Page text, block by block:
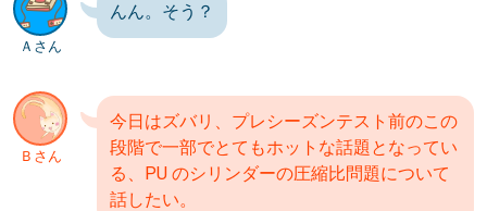
Ａさん
んん。そう？
Ｂさん
今日はズバリ、プレシーズンテスト前のこの
段階で一部でとてもホットな話題となってい
る、PU のシリンダーの圧縮比問題について
話したい。